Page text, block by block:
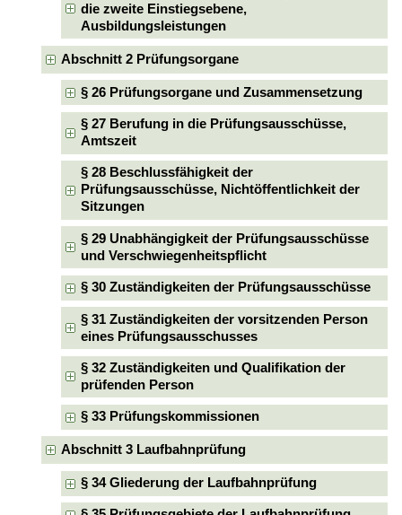
die zweite Einstiegsebene,
Ausbildungsleistungen
Abschnitt 2 Prüfungsorgane
§ 26 Prüfungsorgane und Zusammensetzung
§ 27 Berufung in die Prüfungsausschüsse,
Amtszeit
§ 28 Beschlussfähigkeit der
Prüfungsausschüsse, Nichtöffentlichkeit der
Sitzungen
§ 29 Unabhängigkeit der Prüfungsausschüsse
und Verschwiegenheitspflicht
§ 30 Zuständigkeiten der Prüfungsausschüsse
§ 31 Zuständigkeiten der vorsitzenden Person
eines Prüfungsausschusses
§ 32 Zuständigkeiten und Qualifikation der
prüfenden Person
§ 33 Prüfungskommissionen
Abschnitt 3 Laufbahnprüfung
§ 34 Gliederung der Laufbahnprüfung